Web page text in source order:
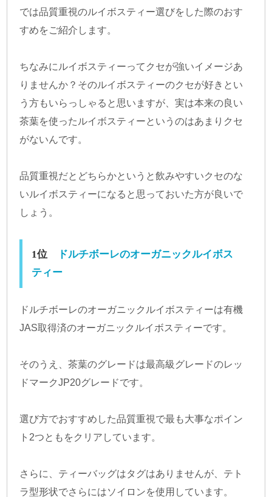
では品質重視のルイボスティー選びをした際のおす
すめをご紹介します。
ちなみにルイボスティーってクセが強いイメージあ
りませんか？そのルイボスティーのクセが好きとい
う方もいらっしゃると思いますが、実は本来の良い
茶葉を使ったルイボスティーというのはあまりクセ
がないんです。
品質重視だとどちらかというと飲みやすいクセのな
いルイボスティーになると思っておいた方が良いで
しょう。
1位
ドルチボーレのオーガニックルイボス
ティー
ドルチボーレのオーガニックルイボスティーは有機
JAS取得済のオーガニックルイボスティーです。
そのうえ、茶葉のグレードは最高級グレードのレッ
ドマークJP20グレードです。
選び方でおすすめした品質重視で最も大事なポイン
ト2つともをクリアしています。
さらに、ティーバッグはタグはありませんが、テト
ラ型形状でさらにはソイロンを使用しています。